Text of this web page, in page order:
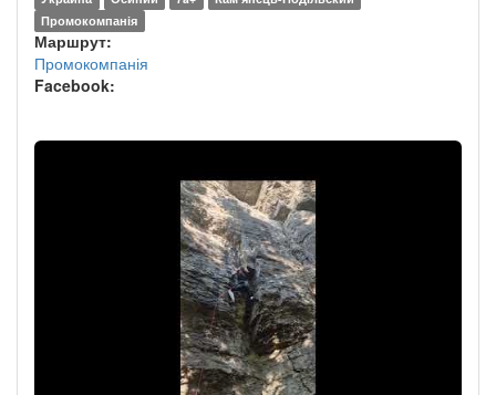
Промокомпанія
Маршрут:
Промокомпанія
Facebook: